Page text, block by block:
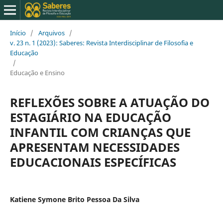
Início / Arquivos /
v. 23 n. 1 (2023): Saberes: Revista Interdisciplinar de Filosofia e
Educação
/
Educação e Ensino
REFLEXÕES SOBRE A ATUAÇÃO DO
ESTAGIÁRIO NA EDUCAÇÃO
INFANTIL COM CRIANÇAS QUE
APRESENTAM NECESSIDADES
EDUCACIONAIS ESPECÍFICAS
Katiene Symone Brito Pessoa Da Silva